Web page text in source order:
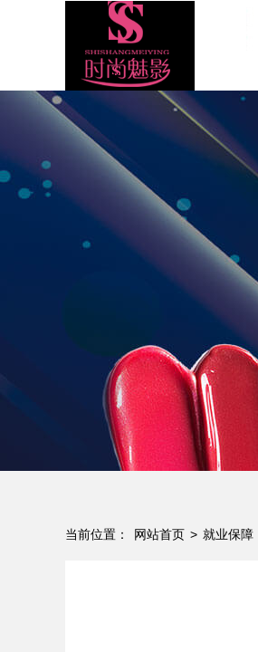
当前位置： 网站首页 > 就业保障